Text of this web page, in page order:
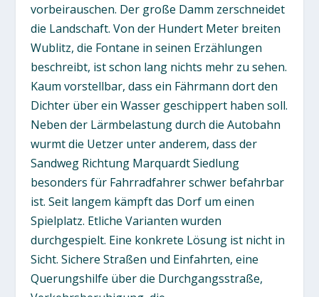
vorbeirauschen. Der große Damm zerschneidet
die Landschaft. Von der Hundert Meter breiten
Wublitz, die Fontane in seinen Erzählungen
beschreibt, ist schon lang nichts mehr zu sehen.
Kaum vorstellbar, dass ein Fährmann dort den
Dichter über ein Wasser geschippert haben soll.
Neben der Lärmbelastung durch die Autobahn
wurmt die Uetzer unter anderem, dass der
Sandweg Richtung Marquardt Siedlung
besonders für Fahrradfahrer schwer befahrbar
ist. Seit langem kämpft das Dorf um einen
Spielplatz. Etliche Varianten wurden
durchgespielt. Eine konkrete Lösung ist nicht in
Sicht. Sichere Straßen und Einfahrten, eine
Querungshilfe über die Durchgangsstraße,